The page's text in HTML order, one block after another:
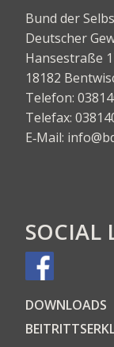
Bund der
Deut­scher
Han­se­stra­ße
18182
Tele­fon:
Tele­fax:
E‑Mail:
SOCIAL
DOWN­LOADS